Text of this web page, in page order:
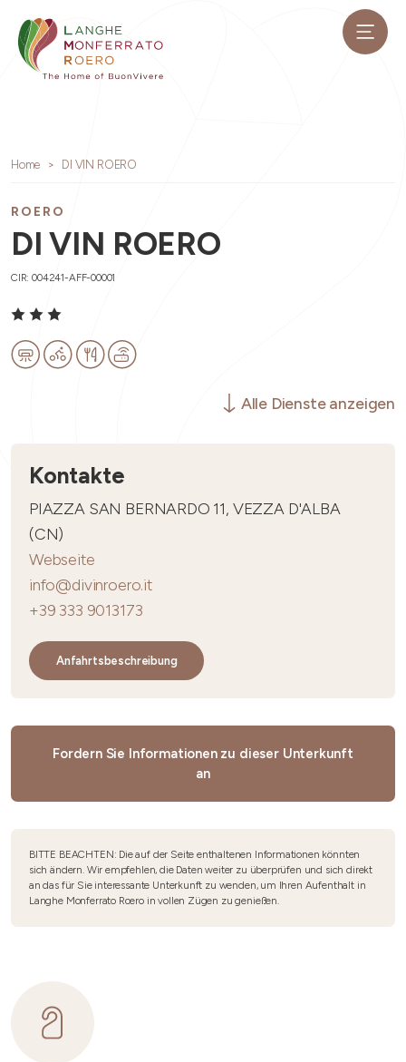
Home DI VIN ROERO
ROERO
DI VIN ROERO
CIR: 004241-AFF-00001
Alle Dienste anzeigen
Kontakte
PIAZZA SAN BERNARDO 11, VEZZA D'ALBA
(CN)
Webseite
info@divinroero.it
+39 333 9013173
Anfahrtsbeschreibung
Fordern Sie Informationen zu dieser Unterkunft
an
BITTE BEACHTEN: Die auf der Seite enthaltenen Informationen könnten
sich ändern. Wir empfehlen, die Daten weiter zu überprüfen und sich direkt
an das für Sie interessante Unterkunft zu wenden, um Ihren Aufenthalt in
Langhe Monferrato Roero in vollen Zügen zu genießen.